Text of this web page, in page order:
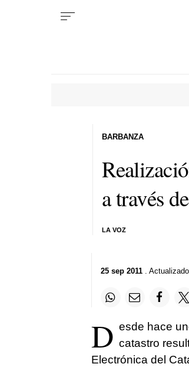
a través
LA VOZ
BARBANZA
25 sep 2011.
D esde hace
catastro
Electrónica del